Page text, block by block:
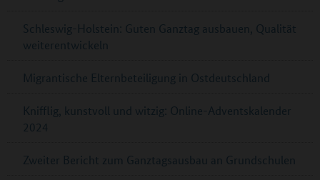
Schleswig-Holstein: Guten Ganztag ausbauen, Qualität
weiterentwickeln
Migrantische Elternbeteiligung in Ostdeutschland
Knifflig, kunstvoll und witzig: Online-Adventskalender
2024
Zweiter Bericht zum Ganztagsausbau an Grundschulen